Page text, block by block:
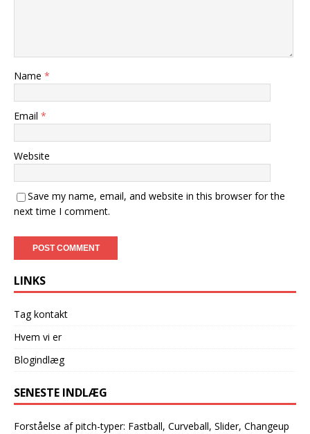
Name *
Email *
Website
Save my name, email, and website in this browser for the
next time I comment.
LINKS
Tag kontakt
Hvem vi er
Blogindlæg
SENESTE INDLÆG
Forståelse af pitch-typer: Fastball, Curveball, Slider, Changeup